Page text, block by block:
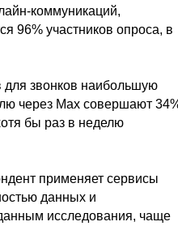
коммуникаций,
96% участников опроса, в
для звонков наибольшую
через Max совершают
бы раз в неделю
применяет сервисы
данных и
исследования, чаще